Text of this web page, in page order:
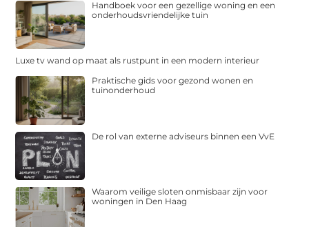
Handboek voor een gezellige woning en een
onderhoudsvriendelijke tuin
Luxe tv wand op maat als rustpunt in een modern interieur
Praktische gids voor gezond wonen en
tuinonderhoud
De rol van externe adviseurs binnen een VvE
Waarom veilige sloten onmisbaar zijn voor
woningen in Den Haag